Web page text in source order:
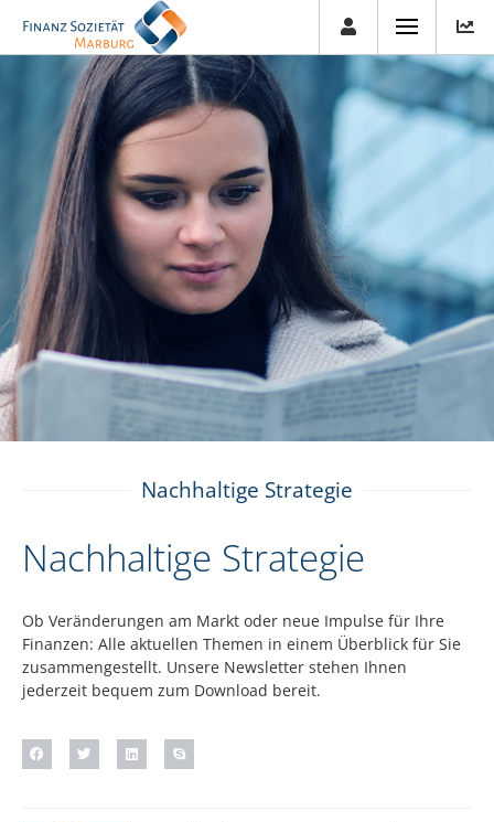
Nachhaltige Strategie
Nachhaltige Strategie
Ob Veränderungen am Markt oder neue Impulse für Ihre
Finanzen: Alle aktuellen Themen in einem Überblick für Sie
zusammengestellt. Unsere Newsletter stehen Ihnen
jederzeit bequem zum Download bereit.